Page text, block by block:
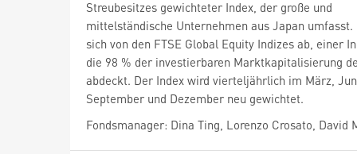
Streubesitzes gewichteter Index, der große und
mittelständische Unternehmen aus Japan
sich von den FTSE Global Equity Indizes ab, einer
die 98 % der investierbaren Marktkapitalisierung
abdeckt. Der Index wird vierteljährlich im März,
September und Dezember neu gewichtet.
Fondsmanager: Dina Ting, Lorenzo Crosato, David